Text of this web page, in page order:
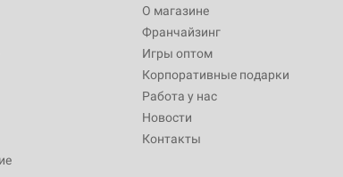
О магазине
Франчайзинг
Игры оптом
Корпоративные подарки
Работа у нас
Новости
Контакты
Настольная игра Hobby World
3 490